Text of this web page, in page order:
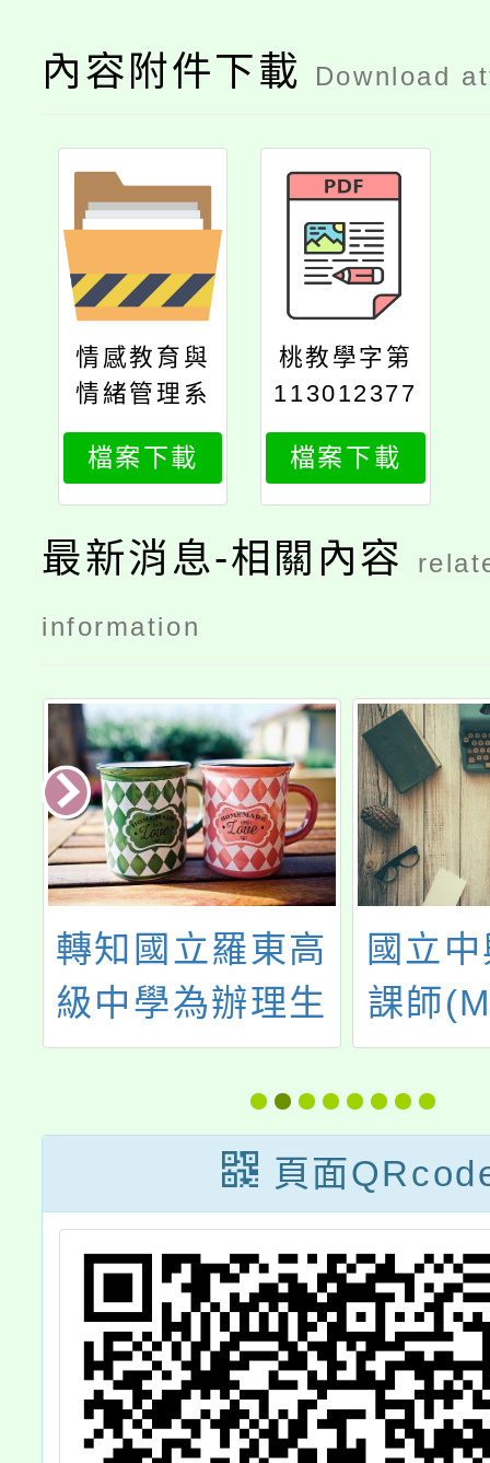
內容附件下載 Download
情感教育與
情緒管理系
列講座－我
們與上癮的
距離：網
路、藥物和
毒品
檔案下載
桃教學字第
113012377
2號
檔案下載
最新消息-相關內容
information
轉知國立羅東高
級中學為辦理生
命教育與「社會
情緒學習
(SEL)」工作
坊，歡迎教師報
名參與，請查
照。
國立
課師
上課
生：
神奇
頁面